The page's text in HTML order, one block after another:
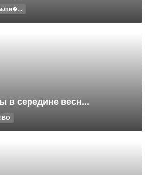
в середине весн...